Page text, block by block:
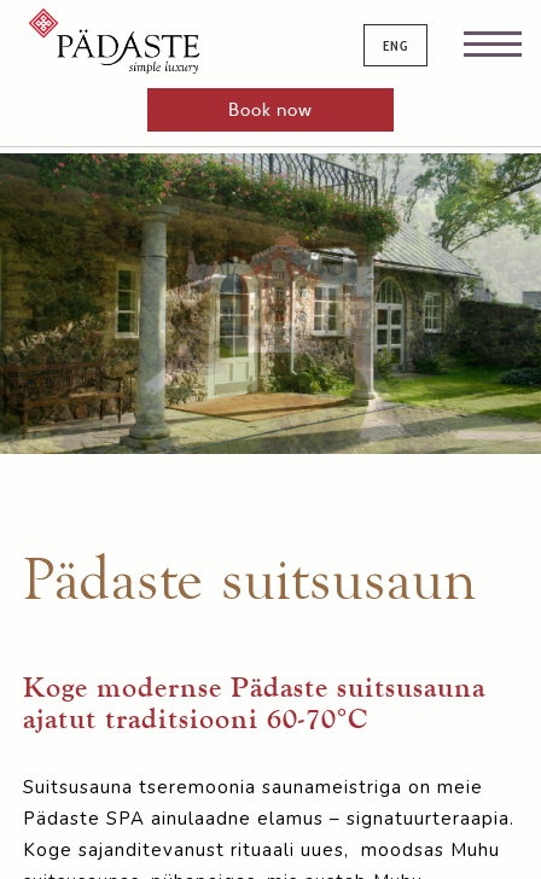
Book now
eng
Pädaste suitsusaun
Koge modernse Pädaste suitsusauna
ajatut traditsiooni 60-70°C
Suitsusauna tseremoonia saunameistriga on meie
Pädaste SPA ainulaadne elamus – signatuurteraapia.
Koge sajanditevanust rituaali uues, moodsas Muhu